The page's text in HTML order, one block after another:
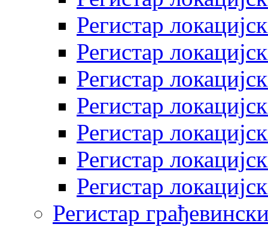
Регистар
Регистар
Регистар
Регистар
Регистар
Регистар
Регистар
Регистар